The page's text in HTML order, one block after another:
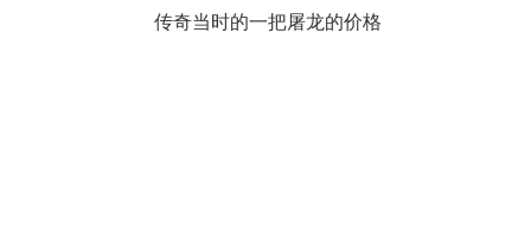
传奇当时的一把屠龙的价格